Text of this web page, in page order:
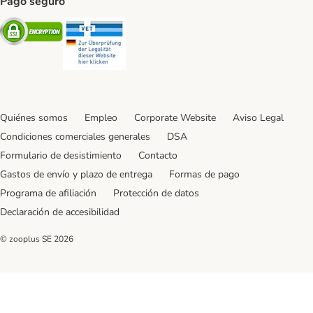
Security
Quiénes somos Empleo Corporate Website
Aviso Legal
Condiciones comerciales generales
DSA
Formulario de desistimiento
Contacto
Gastos de envío y plazo de entrega
Formas de pago
Programa de afiliación
Protección de datos
Declaración de accesibilidad
© zooplus SE 2026